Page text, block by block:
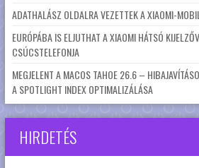
ADATHALÁSZ OLDALRA VEZETTEK A XIAOMI-
EURÓPÁBA IS ELJUTHAT A XIAOMI HÁTSÓ
CSÚCSTELEFONJA
MEGJELENT A MACOS TAHOE 26.6 –
A SPOTLIGHT INDEX OPTIMALIZÁLÁSA
HIRDETÉS